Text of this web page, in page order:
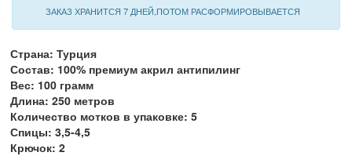
ЗАКАЗ ХРАНИТСЯ 7 ДНЕЙ,ПОТОМ РАСФОРМИРОВЫВАЕТСЯ
Страна: Турция
Состав: 100% премиум акрил антипилинг
Вес: 100 грамм
Длина: 250 метров
Количество мотков в упаковке: 5
Спицы: 3,5-4,5
Крючок: 2